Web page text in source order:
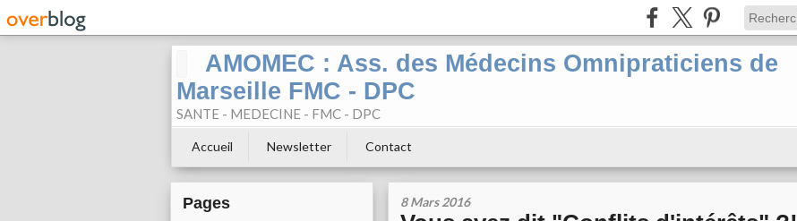
AMOMEC : Ass. des Médecins Omnipraticiens de
Marseille FMC - DPC
SANTE - MEDECINE - FMC - DPC
Accueil Newsletter Contact
Pages 8 Mars 2016